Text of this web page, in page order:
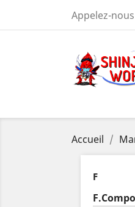
Appelez-
Accueil
F
F.Compo